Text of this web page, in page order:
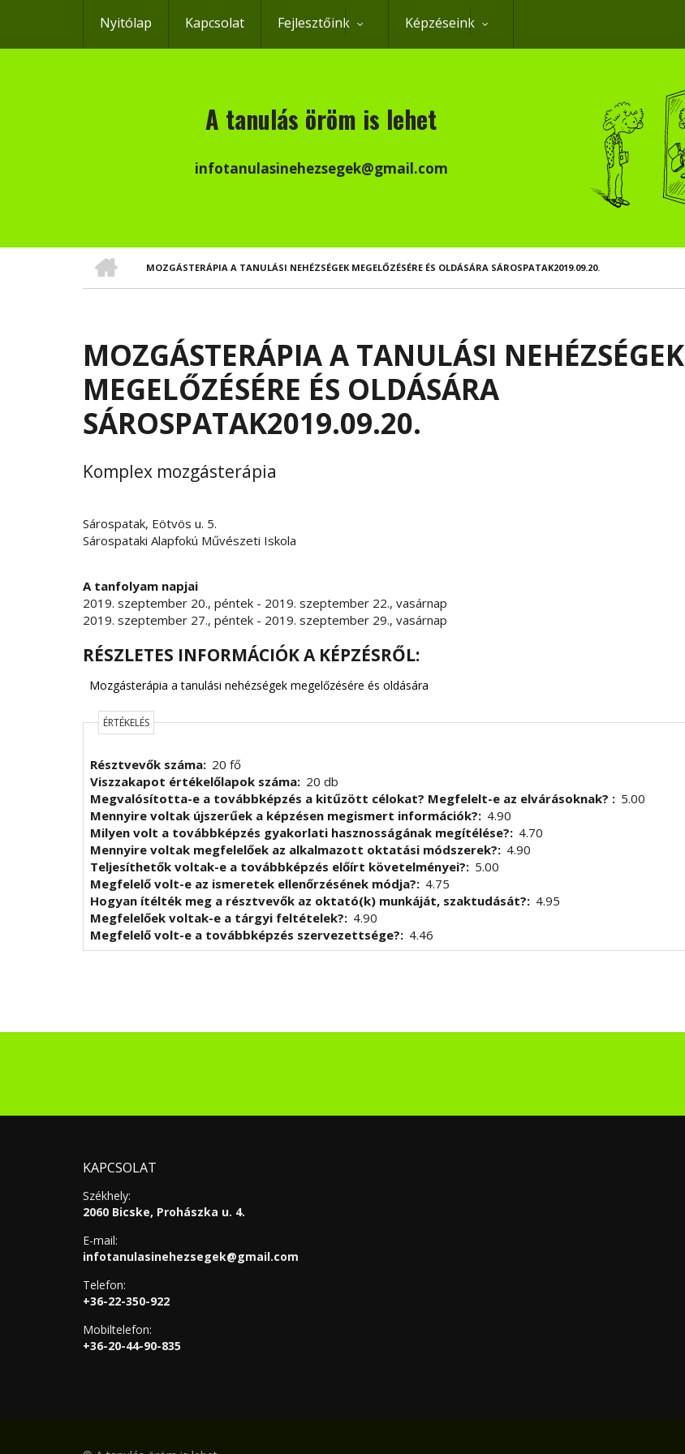
Nyitólap Kapcsolat Fejlesztőink Képzéseink
A tanulás öröm is lehet
infotanulasinehezsegek@gmail.com
MORZSA
MOZGÁSTERÁPIA A TANULÁSI NEHÉZSÉGEK MEGELŐZÉSÉRE ÉS OLDÁSÁRA SÁROSPATAK2019.09.20.
MOZGÁSTERÁPIA A TANULÁSI NEHÉZSÉGEK
MEGELŐZÉSÉRE ÉS OLDÁSÁRA
SÁROSPATAK2019.09.20.
Komplex mozgásterápia
Sárospatak, Eötvös u. 5.
Sárospataki Alapfokú Művészeti Iskola
A tanfolyam napjai
2019. szeptember 20., péntek - 2019. szeptember 22., vasárnap
2019. szeptember 27., péntek - 2019. szeptember 29., vasárnap
RÉSZLETES INFORMÁCIÓK A KÉPZÉSRŐL:
Mozgásterápia a tanulási nehézségek megelőzésére és oldására
ÉRTÉKELÉS
Résztvevők száma
20 fő
Viszzakapot értékelőlapok száma
20 db
Megvalósította-e a továbbképzés a kitűzött célokat? Megfelelt-e az elvárásoknak?
5.00
Mennyire voltak újszerűek a képzésen megismert információk?
4.90
Milyen volt a továbbképzés gyakorlati hasznosságának megítélése?
4.70
Mennyire voltak megfelelőek az alkalmazott oktatási módszerek?
4.90
Teljesíthetők voltak-e a továbbképzés előírt követelményei?
5.00
Megfelelő volt-e az ismeretek ellenőrzésének módja?
4.75
Hogyan ítélték meg a résztvevők az oktató(k) munkáját, szaktudását?
4.95
Megfelelőek voltak-e a tárgyi feltételek?
4.90
Megfelelő volt-e a továbbképzés szervezettsége?
4.46
KAPCSOLAT
Székhely:
2060 Bicske, Prohászka u. 4.
E-mail:
infotanulasinehezsegek@gmail.com
Telefon:
+36-22-350-922
Mobiltelefon:
+36-20-44-90-835